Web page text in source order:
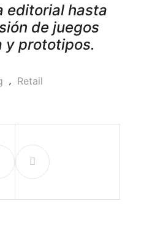
editorial hasta
de juegos
y prototipos.
, Retail